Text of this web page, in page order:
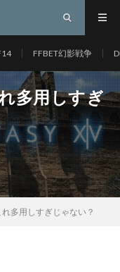
FFBET幻影戦争
多用しすぎ
多用しすぎじゃない？